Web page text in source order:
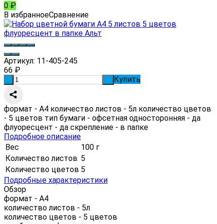
0 ₽
В избранноеСравнение
Артикул: 11-405-245
66 ₽
Купить
формат - А4 количество листов - 5л количество цветов
- 5 цветов тип бумаги - офсетная односторонняя - да
флуоресцент - да скрепление - в папке
Подробное описание
Вес
100 г
Количество листов 5
Количество цветов 5
Подробные характеристики
Обзор
формат - А4
количество листов - 5л
количество цветов - 5 цветов